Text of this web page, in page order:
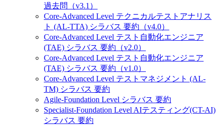
過去問（v3.1）
Core-Advanced Level テクニカルテストアナリス
ト (AL-TTA) シラバス 要約（v4.0）
Core-Advanced Level テスト自動化エンジニア
(TAE) シラバス 要約（v2.0）
Core-Advanced Level テスト自動化エンジニア
(TAE) シラバス 要約（v1.0）
Core-Advanced Level テストマネジメント (AL-
TM) シラバス 要約
Agile-Foundation Level シラバス 要約
Specialist-Foundation Level AIテスティング(CT-AI)
シラバス 要約